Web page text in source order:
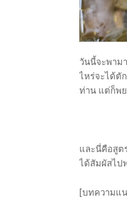
วันนี้จะพาม
ไหร่จะได้ตั
ท่าน แต่ก็พย
และนี่คือสูต
ได้สัมผัสไป
[บทความแ